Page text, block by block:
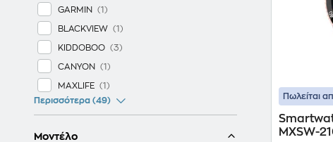
GARMIN
BLACKVIEW
KIDDOBOO
CANYON
MAXLIFE
Περισσότερα (49)
Μοντέλο
Πωλείται
MXSW-